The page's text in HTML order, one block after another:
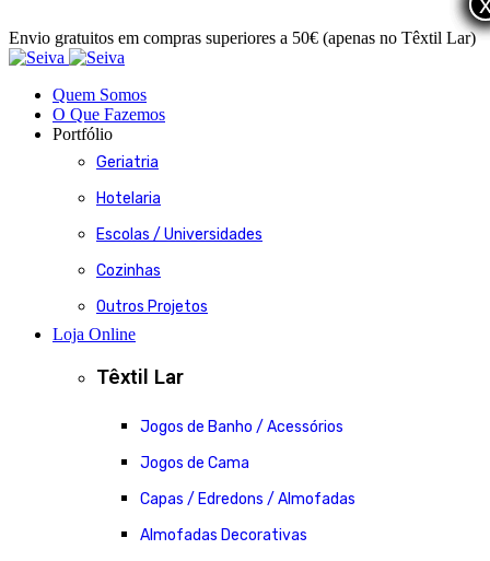
Envio gratuitos em compras superiores a 50€ (apenas no Têxtil Lar)
Quem Somos
O Que Fazemos
Portfólio
Geriatria
Hotelaria
Escolas / Universidades
Cozinhas
Outros Projetos
Loja Online
Têxtil Lar
Jogos de Banho / Acessórios
Jogos de Cama
Capas / Edredons / Almofadas
Almofadas Decorativas